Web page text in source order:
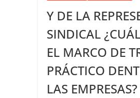
Y DE LA
SINDICAL
EL MARCO DE
PRÁCTICO
LAS EMPRESAS?